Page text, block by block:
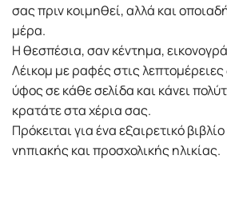
σας πριν κοιμηθεί, αλλά και
μέρα.
Η θεσπέσια, σαν κέντημα,
Λέικομ με ραφές στις λεπτομέρειες
ύφος σε κάθε σελίδα και κάνει
κρατάτε στα χέρια σας.
Πρόκειται για ένα εξαιρετικό
νηπιακής και προσχολικής ηλικίας.